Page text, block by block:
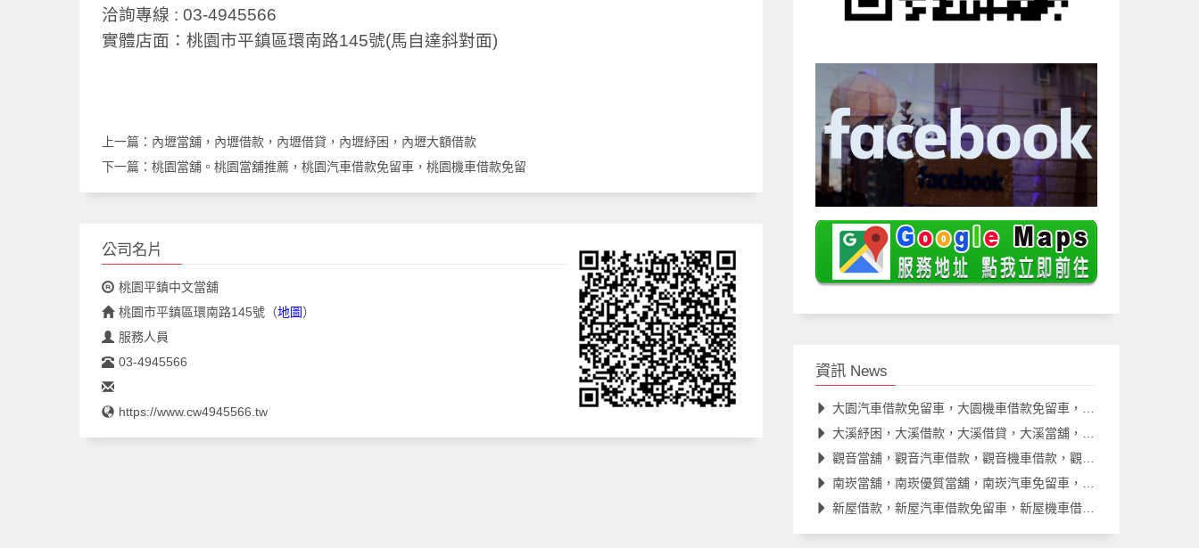
洽詢專線 : 03-4945566
實體店面：桃園市平鎮區環南路145號(馬自達斜對面)
上一篇： 內壢當舖，內壢借款，內壢借貸，內壢紓困，內壢大額借款
下一篇： 桃園當舖。桃園當舖推薦，桃園汽車借款免留車，桃園機車借款免留
公司名片
桃園平鎮中文當舖
桃園市平鎮區環南路145號 （地圖）
服務人員
03-4945566
https://www.cw4945566.tw
資訊 News
大園汽車借款免留車，大園機車借款免留車，大園當舖推薦
大溪紓困，大溪借款，大溪借貸，大溪當舖，大溪汽車借款
觀音當舖，觀音汽車借款，觀音機車借款，觀音借款，觀音借錢
南崁當舖，南崁優質當舖，南崁汽車免留車，南崁借款，南崁借貸
新屋借款，新屋汽車借款免留車，新屋機車借款免留車，新屋借款